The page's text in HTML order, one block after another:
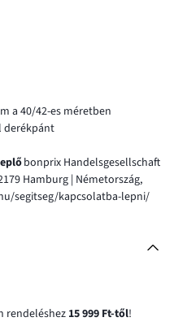
a 40/42-es méretben
derékpánt
bonprix Handelsgesellschaft
Hamburg | Németország,
segitseg/kapcsolatba-lepni/
rendeléshez 15 999 Ft-től!